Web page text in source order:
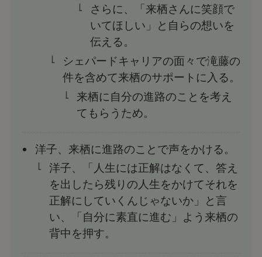
さらに、「来栖さんに笑顔で
いてほしい」と自らの想いを
伝える。
シェパードキャリアの面々で滝藤の
件を含めて来栖のサポートに入る。
来栖に自分の進路のことを考え
てもらうため。
洋子、来栖に進路のことで声をかける。
洋子、「人生には正解はなくて、答え
を出したら残りの人生をかけてそれを
正解にしていくんじゃないか」と言
い、「自分に素直に進む」よう来栖の
背中を押す。